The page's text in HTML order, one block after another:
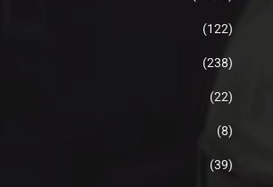
(122)
(238)
(22)
(8)
(39)